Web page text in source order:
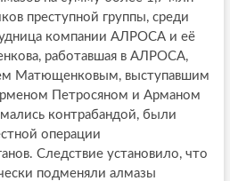
преступной группы, среди
компании АЛРОСА и её
работавшая в АЛРОСА,
Матющенковым, выступавшим
Петросяном и Арманом
контрабандой, были
операции
Следствие установило, что
подменяли алмазы